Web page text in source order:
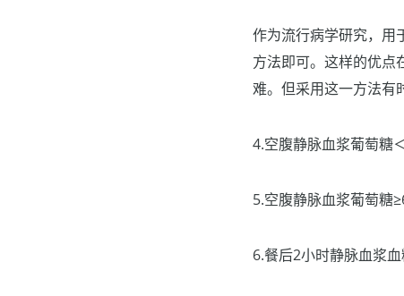
作为流行病学研究，用
方法即可。这样的优点
难。但采用这一方法有
4.空腹静脉血浆葡萄糖
5.空腹静脉血浆葡萄糖
6.餐后2小时静脉血浆